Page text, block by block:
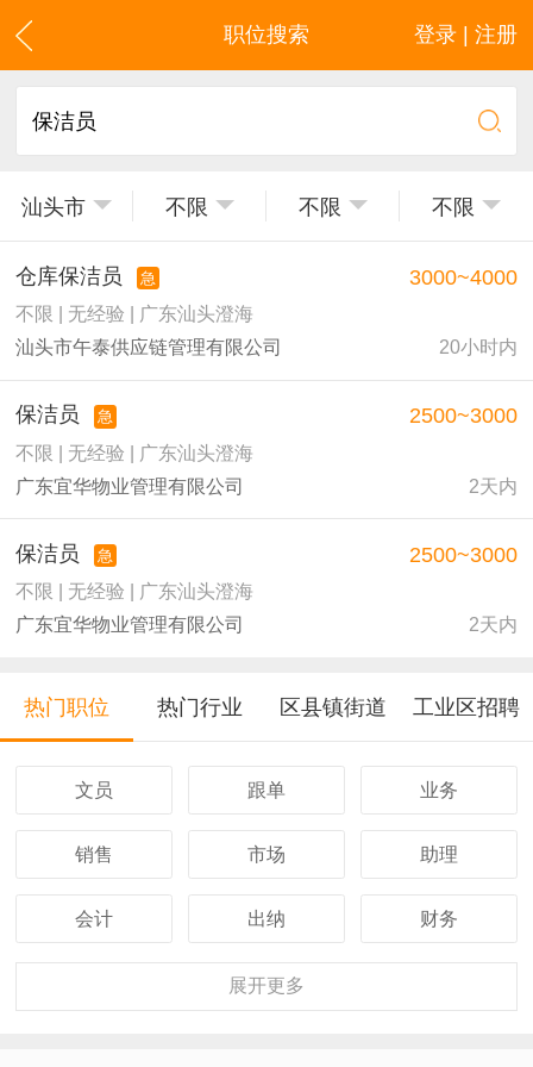
登录 | 注册
职位搜索
汕头市 不限 不限 不限
仓库保洁员 急
不限 | 无经验 | 广东汕头澄海
汕头市午泰供应链管理有限公司
3000~4000
20小时内
保洁员 急
不限 | 无经验 | 广东汕头澄海
广东宜华物业管理有限公司
2500~3000
2天内
保洁员 急
不限 | 无经验 | 广东汕头澄海
广东宜华物业管理有限公司
2500~3000
2天内
热门职位 热门行业 区县镇街道 工业区招聘
文员 跟单 业务
销售 市场 助理
会计 出纳 财务
行政
展开更多